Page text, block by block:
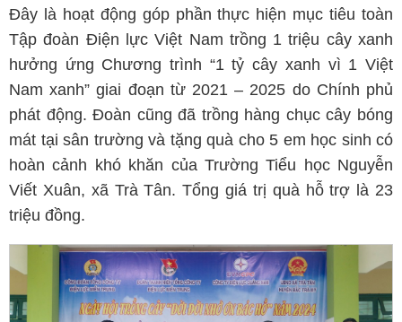
Đây là hoạt động góp phần thực hiện mục tiêu toàn
Tập đoàn Điện lực Việt Nam trồng 1 triệu cây xanh
hưởng ứng Chương trình “1 tỷ cây xanh vì 1 Việt
Nam xanh” giai đoạn từ 2021 – 2025 do Chính phủ
phát động. Đoàn cũng đã trồng hàng chục cây bóng
mát tại sân trường và tặng quà cho 5 em học sinh có
hoàn cảnh khó khăn của Trường Tiểu học Nguyễn
Viết Xuân, xã Trà Tân. Tổng giá trị quà hỗ trợ là 23
triệu đồng.